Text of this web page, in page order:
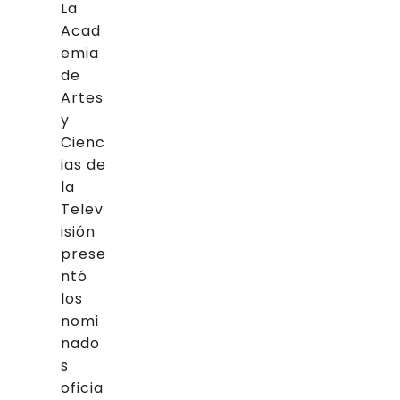
La
Acad
emia
de
Artes
y
Cienc
ias de
la
Telev
isión
prese
ntó
los
nomi
nado
s
oficia